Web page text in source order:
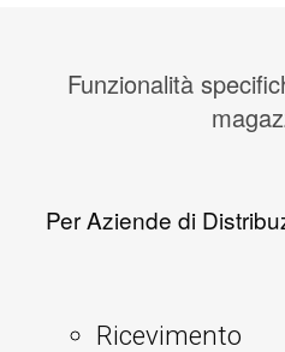
Funzionalità
Per Aziende di
Ricevimento